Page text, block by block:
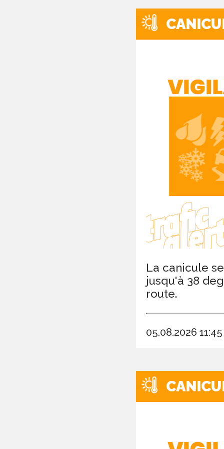
La canicule
jusqu'à 38
route.
05.08.2026